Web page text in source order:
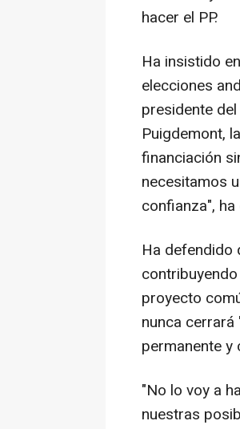
hacer el PP.
Ha insistido
elecciones
presidente
Puigdemont,
financiación
necesitamos
confianza", ha
Ha defendido
proyecto
nunca
permanente y
"No lo voy a
nuestras